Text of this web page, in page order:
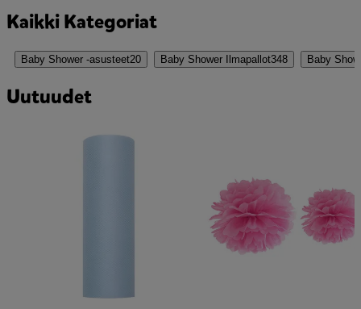
Kaikki Kategoriat
Baby Shower -asusteet20 Baby Shower Ilmapallot348 Baby
Uutuudet